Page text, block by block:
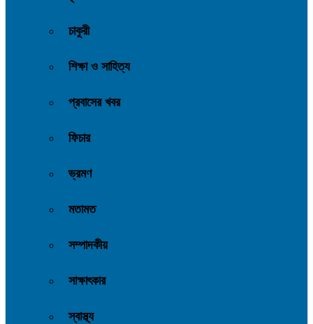
চাকুরী
শিক্ষা ও সাহিত্য
প্রবাসের খবর
ফিচার
ভ্রমণ
মতামত
সম্পাদকীয়
সাক্ষাৎকার
স্বাস্থ্য